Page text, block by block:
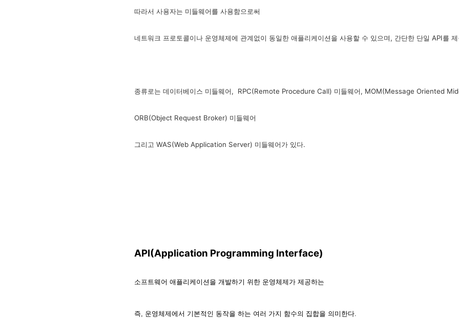
따라서 사용자는 미들웨어를 사용함으로써
네트워크 프로토콜이나 운영체제에 관계없이 동일한 애플리케이션을 사용할 수 있으며, 간단한 단일 API를
종류로는 데이터베이스 미들웨어, RPC(Remote Procedure Call) 미들웨어, MOM(Message Oriented
ORB(Object Request Broker) 미들웨어
그리고 WAS(Web Application Server) 미들웨어가 있다.
API(Application Programming Interface)
소프트웨어 애플리케이션을 개발하기 위한 운영체제가 제공하는
즉, 운영체제에서 기본적인 동작을 하는 여러 가지 함수의 집합을 의미한다.